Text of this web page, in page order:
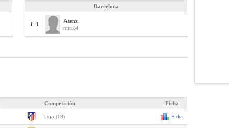
Barcelona
1-1
Asensi
min.84
Competición Ficha
Liga (18) Ficha